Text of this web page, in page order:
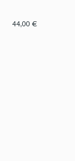
44,00 €